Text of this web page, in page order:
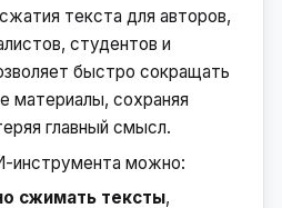
текста для авторов,
студентов и
быстро сокращать
материалы, сохраняя
главный смысл.
инструмента можно:
сжимать тексты,